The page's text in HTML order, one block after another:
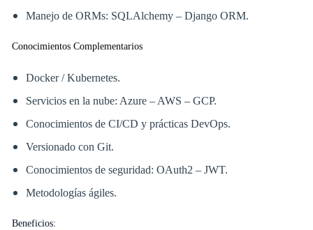
Manejo de ORMs: SQLAlchemy – Django ORM.
Conocimientos Complementarios
Docker / Kubernetes.
Servicios en la nube: Azure – AWS – GCP.
Conocimientos de CI/CD y prácticas DevOps.
Versionado con Git.
Conocimientos de seguridad: OAuth2 – JWT.
Metodologías ágiles.
Beneficios: